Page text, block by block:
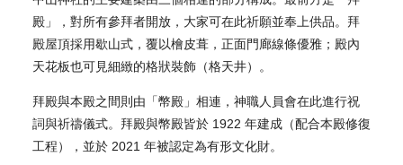
殿」，對所有參拜者開放，大家可在此祈願並奉上供品。拜
殿屋頂採用歇山式，覆以檜皮葺，正面門廊線條優雅；殿內
天花板也可見細緻的格狀裝飾（格天井）。
拜殿與本殿之間則由「幣殿」相連，神職人員會在此進行祝
詞與祈禱儀式。拜殿與幣殿皆於 1922 年建成（配合本殿修復
工程），並於 2021 年被認定為有形文化財。